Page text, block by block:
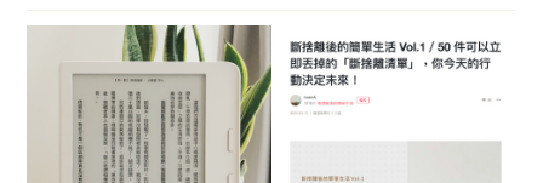
總結對我影響最深的書籍，受到極簡實踐者的喜愛
TOP 5，而且經常成為身邊的熱門話題，誠邀你一
起展開閲讀的旅程！